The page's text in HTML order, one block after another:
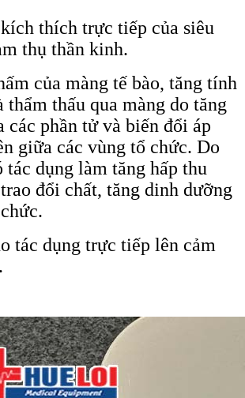
thích trực tiếp của siêu
thụ thần kinh.
của màng tế bào, tăng tính
thẩm thấu qua màng do tăng
các phần tử và biến đổi áp
giữa các vùng tổ chức. Do
tác dụng làm tăng hấp thu
đổi chất, tăng dinh dưỡng
tác dụng trực tiếp lên cảm